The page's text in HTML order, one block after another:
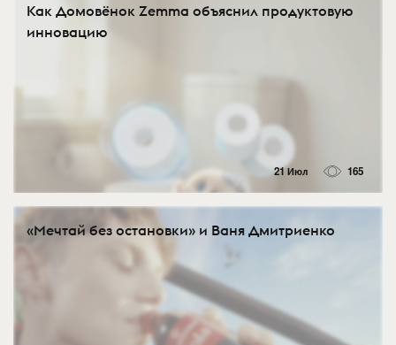
Как Домовёнок Zemma объяснил продуктовую
инновацию
21 Июл 165
«Мечтай без остановки» и Ваня Дмитриенко